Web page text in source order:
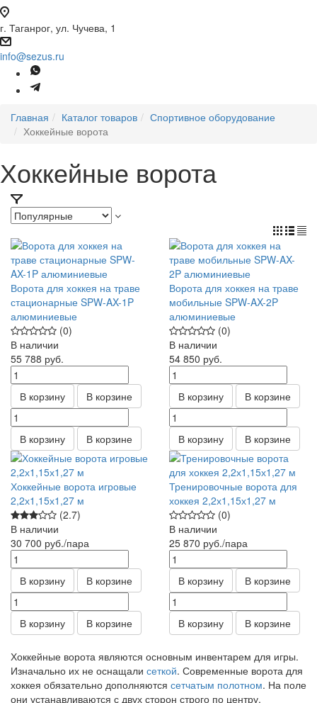
г. Таганрог, ул. Чучева, 1
info@sezus.ru
Главная Каталог товаров
Спортивное оборудование
Хоккейные ворота
Хоккейные ворота
Ворота для хоккея на траве
стационарные SPW-AX-1P
алюминиевые
(0)
В наличии
55 788 руб.
В корзину В корзине
В корзину В корзине
Ворота для хоккея на траве
мобильные SPW-AX-2P
алюминиевые
(0)
В наличии
54 850 руб.
В корзину В корзине
В корзину В корзине
Хоккейные ворота игровые
2,2х1,15х1,27 м
(2.7)
В наличии
30 700 руб./пара
В корзину В корзине
В корзину В корзине
Тренировочные ворота для
хоккея 2,2х1,15х1,27 м
(0)
В наличии
25 870 руб./пара
В корзину В корзине
В корзину В корзине
Хоккейные ворота являются основным инвентарем для игры.
Изначально их не оснащали сеткой. Современные ворота для
хоккея обязательно дополняются сетчатым полотном. На поле
они устанавливаются с двух сторон строго по центру.